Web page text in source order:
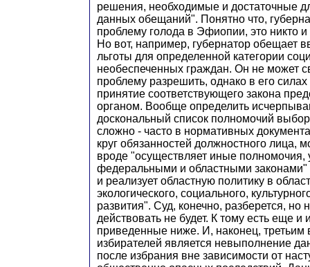
решения, необходимые и достаточные
данных обещаний". Понятно что,
проблему голода в Эфиопии, это никто и
Но вот, например, губернатор обещает
льготы для определенной категории
необеспеченных граждан. Он не может
проблему разрешить, однако в его
принятие соответствующего закона
органом. Вообще определить
доскональный список полномочий
сложно - часто в нормативных
круг обязанностей должностного лица,
вроде "осуществляет иные полномочия,
федеральными и областными законами"
и реализует областную политику в
экологического, социального,
развития". Суд, конечно, разберется, но
действовать не будет. К тому есть еще
приведенные ниже. И, наконец, третьим
избирателей является невыполнение
после избрания вне зависимости от